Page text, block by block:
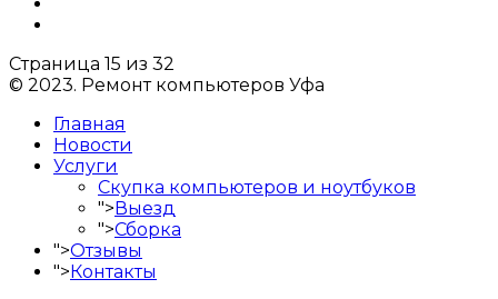
Страница 15 из 32
© 2023. Ремонт компьютеров Уфа
Главная
Новости
Услуги
Скупка компьютеров и ноутбуков
">Выезд
">Сборка
">Отзывы
">Контакты